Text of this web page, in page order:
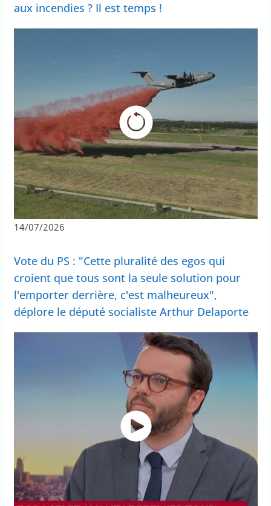
aux incendies ? Il est temps !
14/07/2026
Vote du PS : "Cette pluralité des egos qui
croient que tous sont la seule solution pour
l'emporter derrière, c'est malheureux",
déplore le député socialiste Arthur Delaporte